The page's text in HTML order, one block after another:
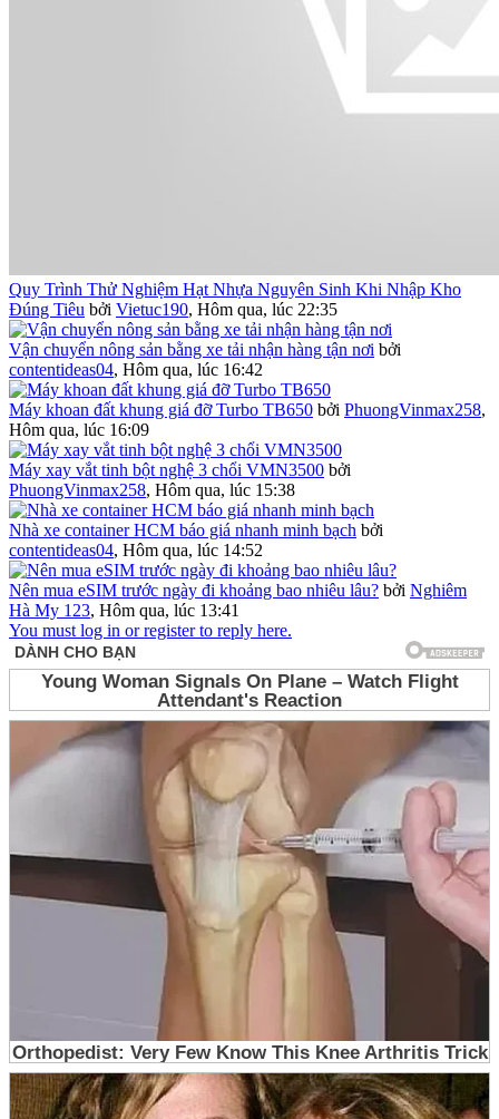
Quy Trình Thử Nghiệm Hạt Nhựa Nguyên Sinh Khi Nhập Kho
Đúng Tiêu bởi Vietuc190, Hôm qua, lúc 22:35
Vận chuyển nông sản bằng xe tải nhận hàng tận nơi bởi
contentideas04, Hôm qua, lúc 16:42
Máy khoan đất khung giá đỡ Turbo TB650 bởi PhuongVinmax258,
Hôm qua, lúc 16:09
Máy xay vắt tinh bột nghệ 3 chổi VMN3500 bởi
PhuongVinmax258, Hôm qua, lúc 15:38
Nhà xe container HCM báo giá nhanh minh bạch bởi
contentideas04, Hôm qua, lúc 14:52
Nên mua eSIM trước ngày đi khoảng bao nhiêu lâu? bởi Nghiêm
Hà My 123, Hôm qua, lúc 13:41
You must log in or register to reply here.